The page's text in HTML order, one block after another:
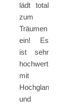
lädt total
zum
Träumen
ein! Es
ist sehr
hochwertig
mit
Hochglanzeffekt
und